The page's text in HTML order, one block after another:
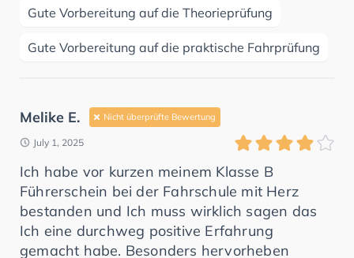
Gute Vorbereitung auf die Theorieprüfung
Gute Vorbereitung auf die praktische Fahrprüfung
Melike E. Nicht überprüfte Bewertung
July 1, 2025
Ich habe vor kurzen meinem Klasse B
Führerschein bei der Fahrschule mit Herz
bestanden und Ich muss wirklich sagen das
Ich eine durchweg positive Erfahrung
gemacht habe. Besonders hervorheben